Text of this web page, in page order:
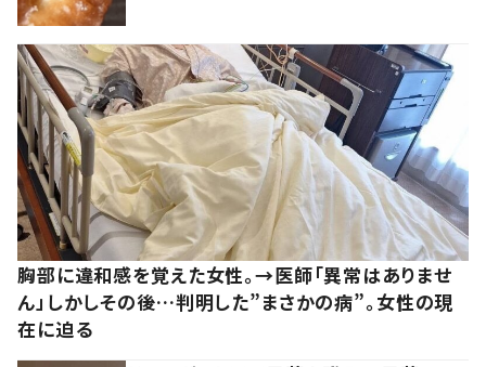
胸部に違和感を覚えた女性。→医師「異常はありませ
ん」しかしその後…判明した”まさかの病”。女性の現
在に迫る